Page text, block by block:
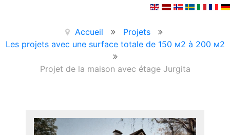
Accueil
Projets
Les projets avec une surface totale de 150 м2 à 200 м2
Projet de la maison avec étage Jurgita